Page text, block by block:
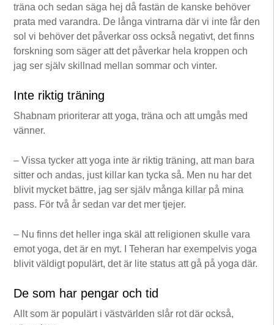
träna och sedan säga hej då fastän de kanske behöver
prata med varandra. De långa vintrarna där vi inte får den
sol vi behöver det påverkar oss också negativt, det finns
forskning som säger att det påverkar hela kroppen och
jag ser själv skillnad mellan sommar och vinter.
Inte riktig träning
Shabnam prioriterar att yoga, träna och att umgås med
vänner.
– Vissa tycker att yoga inte är riktig träning, att man bara
sitter och andas, just killar kan tycka så. Men nu har det
blivit mycket bättre, jag ser själv många killar på mina
pass. För två år sedan var det mer tjejer.
– Nu finns det heller inga skäl att religionen skulle vara
emot yoga, det är en myt. I Teheran har exempelvis yoga
blivit väldigt populärt, det är lite status att gå på yoga där.
De som har pengar och tid
Allt som är populärt i västvärlden slår rot där också,